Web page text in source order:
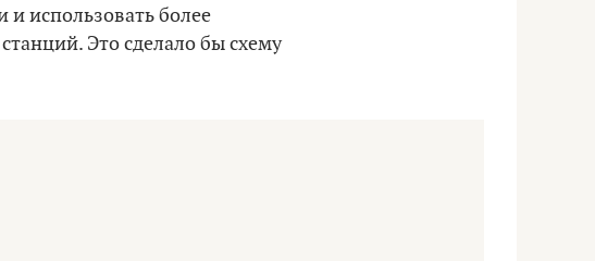
использовать более
Это сделало бы схему